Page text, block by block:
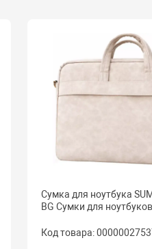
Сумка для ноутбука
BG Сумки для
Код товара: